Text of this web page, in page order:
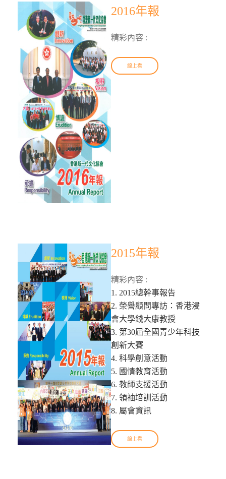
2016年報
精彩內容 :
線上看
2015年報
精彩內容 :
1. 2015總幹事報告
2. 榮譽顧問專訪：香港浸
會大學錢大康教授
3. 第30屆全國青少年科技
創新大賽
4. 科學創意活動
5. 國情教育活動
6. 教師支援活動
7. 領袖培訓活動
8. 屬會資訊
線上看